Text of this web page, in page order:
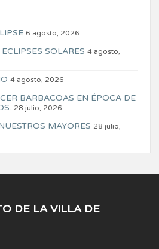
6 agosto, 2026
SOLARES 4 agosto,
4 agosto, 2026
BARBACOAS EN ÉPOCA DE
28 julio, 2026
MAYORES 28 julio,
DE LA VILLA DE